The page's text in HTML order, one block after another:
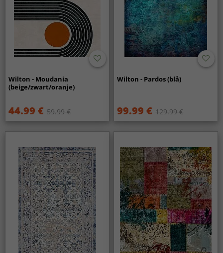
Wilton - Moudania
(beige/zwart/oranje)
44.99 € 59.99 €
Wilton - Pardos (blå)
99.99 € 129.99 €